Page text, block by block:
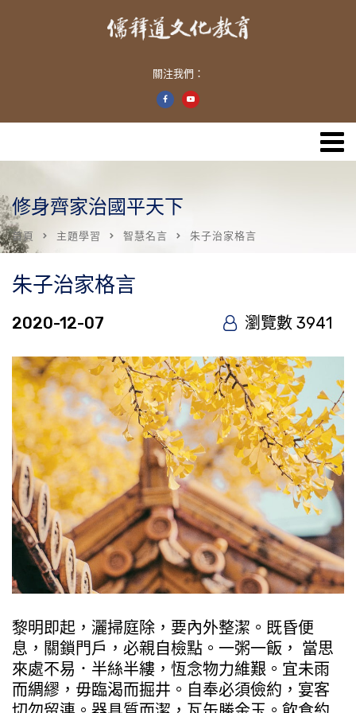
關注我們：
修身齊家治國平天下
首頁 主題學習 智慧名言 朱子治家格言
朱子治家格言
2020-12-07 瀏覽數 3941
黎明即起，灑掃庭除，要內外整潔。既昏便
息，關鎖門戶，必親自檢點。一粥一飯， 當思
來處不易．半絲半縷，恆念物力維艱。宜未雨
而綢繆，毋臨渴而掘井。自奉必須儉約，宴客